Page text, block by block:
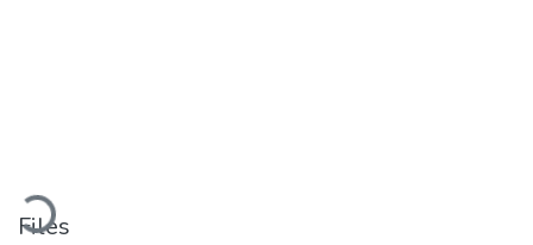
Loading...
Files